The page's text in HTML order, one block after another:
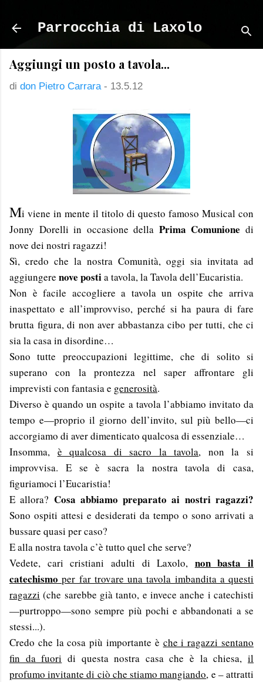
Parrocchia di Laxolo
Aggiungi un posto a tavola...
di don Pietro Carrara - 13.5.12
Mi viene in mente il titolo di questo famoso Musical con
Jonny Dorelli in occasione della Prima Comunione di
nove dei nostri ragazzi!
Sì, credo che la nostra Comunità, oggi sia invitata ad
aggiungere nove postia tavola, la Tavola dell’Eucaristia.
Non è facile accogliere a tavola un ospite che arriva
inaspettato e all’improvviso, perché si ha paura di fare
brutta figura, di non aver abbastanza cibo per tutti, che ci
sia la casa in disordine…
Sono tutte preoccupazioni legittime, che di solito si
superano con la prontezza nel saper affrontare gli
imprevisti con fantasia e generosità.
Diverso è quando un ospite a tavola l’abbiamo invitato da
tempo e—proprio il giorno dell’invito, sul più bello—ci
accorgiamo di aver dimenticato qualcosa di essenziale…
Insomma, è qualcosa di sacro la tavola, non la si
improvvisa. E se è sacra la nostra tavola di casa,
figuriamoci l’Eucaristia!
E allora? Cosa abbiamo preparato ai nostri ragazzi?
Sono ospiti attesi e desiderati da tempo o sono arrivati a
bussare quasi per caso?
E alla nostra tavola c’è tutto quel che serve?
Vedete, cari cristiani adulti di Laxolo, non basta il
catechismo per far trovare una tavola imbandita a questi
ragazzi (che sarebbe già tanto, e invece anche i catechisti
—purtroppo—sono sempre più pochi e abbandonati a se
stessi...).
Credo che la cosa più importante è che i ragazzi sentano
fin da fuori di questa nostra casa che è la chiesa,il
profumo invitante di ciò che stiamo mangiando, e – attratti